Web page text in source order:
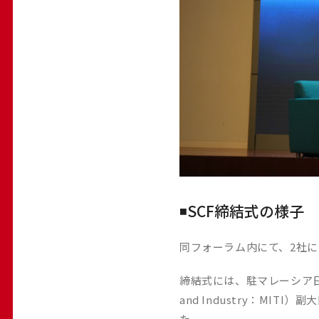
◾️SCF締結式の様子
同フォーラム内にて、2社
締結式には、駐マレーシ
and Industry：MITI）副大